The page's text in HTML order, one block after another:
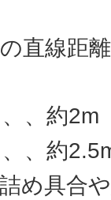
直線距離
、約2m
、約
め具合